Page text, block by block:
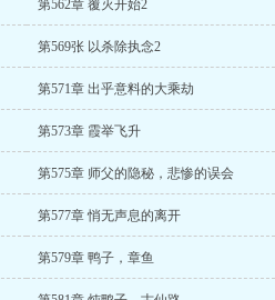
第562章 覆灭开始2
第569张 以杀除执念2
第571章 出乎意料的大乘劫
第573章 霞举飞升
第575章 师父的隐秘，悲惨的误会
第577章 悄无声息的离开
第579章 鸭子，章鱼